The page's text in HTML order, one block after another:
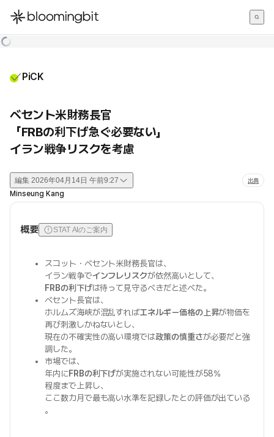
한국어
PiCK
ベセント米財務長官
「FRBの利下げ急ぐ必要ない」
イラン戦争リスクを考慮
編集 2026年04月14日 午前9:27 出典
Minseung Kang
概要 STAT AIのご案内
スコット・ベセント米財務長官は、
イラン戦争でインフレリスクが依然高いとして、
FRBの利下げは待って見守るべきだと述べた。
ベセント長官は、
ホルムズ海峡が混乱すればエネルギー価格の上昇が物価を
再び刺激しかねないとし、
現在の不確実性の高い環境では政策の慎重さが必要だと強
調した。
市場では、
年内にFRBの利下げが実施されない可能性が58%
程度まで上昇し、
ここ数カ月で最も高い水準を記録したとの評価が出ている
。